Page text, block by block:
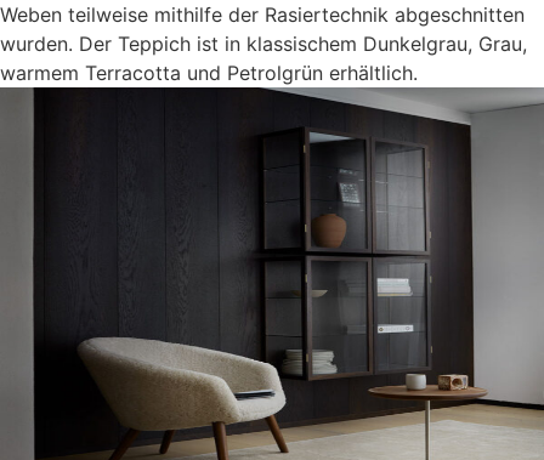
Weben teilweise mithilfe der Rasiertechnik abgeschnitten
wurden. Der Teppich ist in klassischem Dunkelgrau, Grau,
warmem Terracotta und Petrolgrün erhältlich.